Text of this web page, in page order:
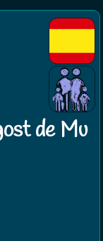
de Mu